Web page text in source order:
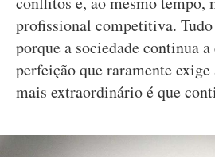
profissional competitiva.
porque a sociedade continua
perfeição que raramente
mais extraordinário é que